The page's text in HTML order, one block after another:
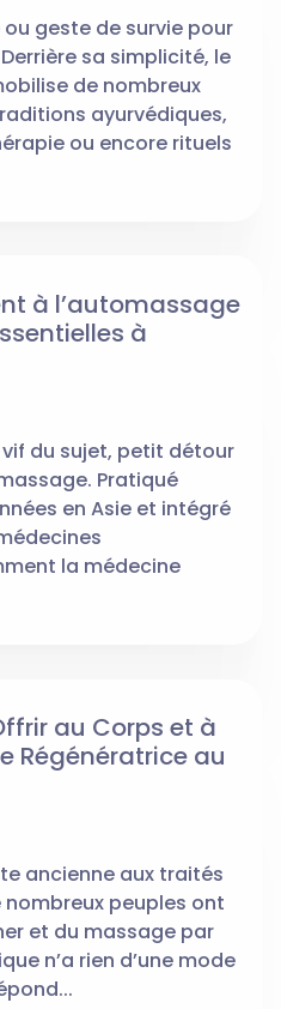
geste de survie pour
sa simplicité, le
de nombreux
ayurvédiques,
ou encore rituels
à l’automassage
à
du sujet, petit détour
Pratiqué
en Asie et intégré
la médecine
au Corps et à
Régénératrice au
ancienne aux traités
nombreux peuples ont
et du massage par
n’a rien d’une mode